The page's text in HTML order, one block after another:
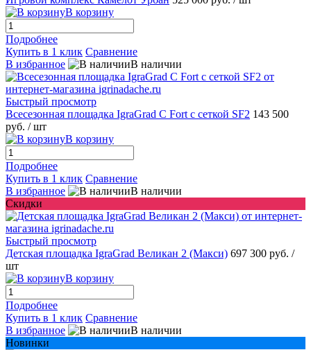
В корзину
Подробнее
Купить в 1 клик Сравнение
В избранное
В наличии
Быстрый просмотр
Всесезонная площадка IgraGrad С Fort с сеткой SF2 143 500
руб. / шт
В корзину
Подробнее
Купить в 1 клик Сравнение
В избранное
В наличии
Скидки
Быстрый просмотр
Детская площадка IgraGrad Великан 2 (Макси) 697 300 руб. /
шт
В корзину
Подробнее
Купить в 1 клик Сравнение
В избранное
В наличии
Новинки